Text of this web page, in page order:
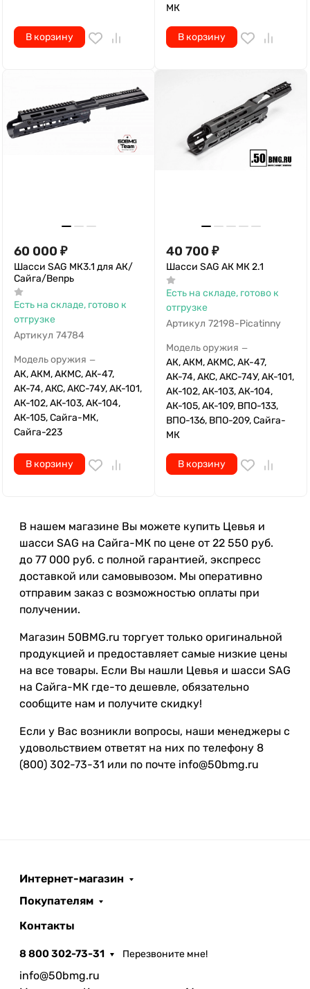
В корзину
МК
В корзину
60 000 ₽
Шасси SAG МК3.1 для АК/
Сайга/Вепрь
Есть на складе, готово к
отгрузке
Артикул 74784
Модель оружия —
АК, АКМ, АКМС, АК-47,
АК-74, АКС, АКС-74У, АК-101,
АК-102, АК-103, АК-104,
АК-105, Сайга-МК,
Сайга-223
В корзину
40 700 ₽
Шасси SAG АК МК 2.1
Есть на складе, готово к
отгрузке
Артикул 72198-Picatinny
Модель оружия —
АК, АКМ, АКМС, АК-47,
АК-74, АКС, АКС-74У, АК-101,
АК-102, АК-103, АК-104,
АК-105, АК-109, ВПО-133,
ВПО-136, ВПО-209, Сайга-
МК
В корзину
В нашем магазине Вы можете купить Цевья и
шасси SAG на Сайга-МК по цене от 22 550 руб.
до 77 000 руб. с полной гарантией, экспресс
доставкой или самовывозом. Мы оперативно
отправим заказ с возможностью оплаты при
получении.
Магазин 50BMG.ru торгует только оригинальной
продукцией и предоставляет самые низкие цены
на все товары. Если Вы нашли Цевья и шасси SAG
на Сайга-МК где-то дешевле, обязательно
сообщите нам и получите скидку!
Если у Вас возникли вопросы, наши менеджеры с
удовольствием ответят на них по телефону 8
(800) 302-73-31 или по почте info@50bmg.ru
Интернет-магазин
Покупателям
Контакты
8 800 302-73-31 Перезвоните мне!
info@50bmg.ru